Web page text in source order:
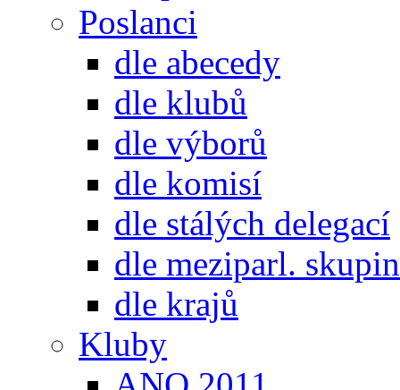
Poslanci
dle abecedy
dle klubů
dle výborů
dle komisí
dle stálých delegací
dle meziparl. skupin
dle krajů
Kluby